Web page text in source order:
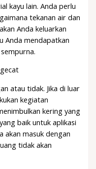
kayu lain. Anda perlu
tekanan air dan
Anda keluarkan
Anda mendapatkan
atau tidak. Jika di luar
kegiatan
kering yang
baik untuk aplikasi
akan masuk dengan
tidak akan